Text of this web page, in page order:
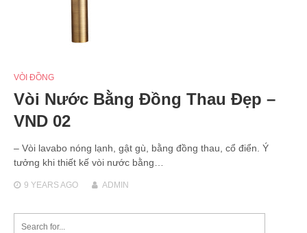
VÒI ĐỒNG
Vòi Nước Bằng Đồng Thau Đẹp –
VND 02
– Vòi lavabo nóng lạnh, gật gù, bằng đồng thau, cổ điển. Ý
tưởng khi thiết kế vòi nước bằng…
9 YEARSAGO ADMIN